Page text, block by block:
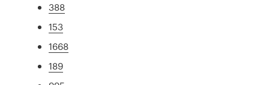
388
153
1668
189